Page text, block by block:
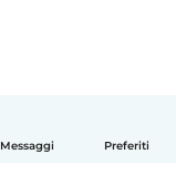
Messaggi Preferiti